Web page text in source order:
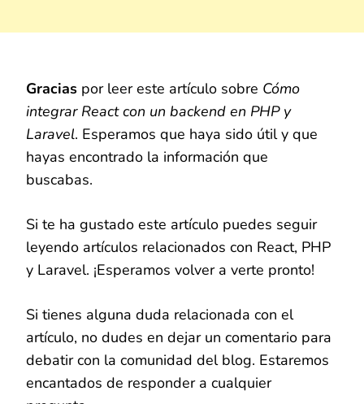
Gracias por leer este artículo sobre Cómo
integrar React con un backend en PHP y
Laravel. Esperamos que haya sido útil y que
hayas encontrado la información que
buscabas.
Si te ha gustado este artículo puedes seguir
leyendo artículos relacionados con React, PHP
y Laravel. ¡Esperamos volver a verte pronto!
Si tienes alguna duda relacionada con el
artículo, no dudes en dejar un comentario para
debatir con la comunidad del blog. Estaremos
encantados de responder a cualquier